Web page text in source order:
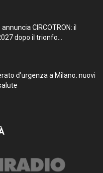
CIRCOTRON: il
dopo il trionfo...
d’urgenza a Milano: nuovi